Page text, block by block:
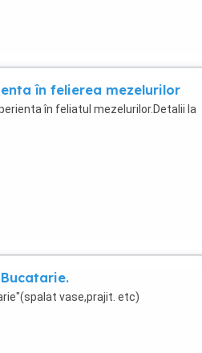
în felierea mezelurilor
în feliatul mezelurilor.Detalii la
vase,prajit. etc)